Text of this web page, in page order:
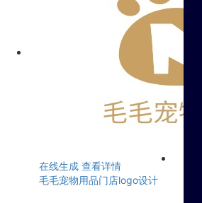
在线生成 查看详情
毛毛宠物用品门店logo设计